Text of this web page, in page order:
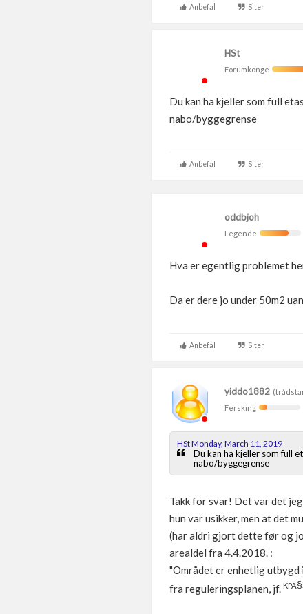
Anbefal Siter
HSt
Forumkonge
Du kan ha kjeller som full
nabo/byggegrense
Anbefal Siter
oddbjoh
Legende
Hva er egentlig problemet
Da er dere jo under 50m2
Anbefal Siter
yiddo1882
Fersking
HSt Monday, March 11, 2019
Du kan ha kjeller som full
nabo/byggegrense
Takk for svar! Det var det
hun var usikker, men at det
(har aldri gjort dette før og
arealdel fra 4.4.2018. :
"Området er enhetlig utbygd
fra reguleringsplanen, jf. KPA